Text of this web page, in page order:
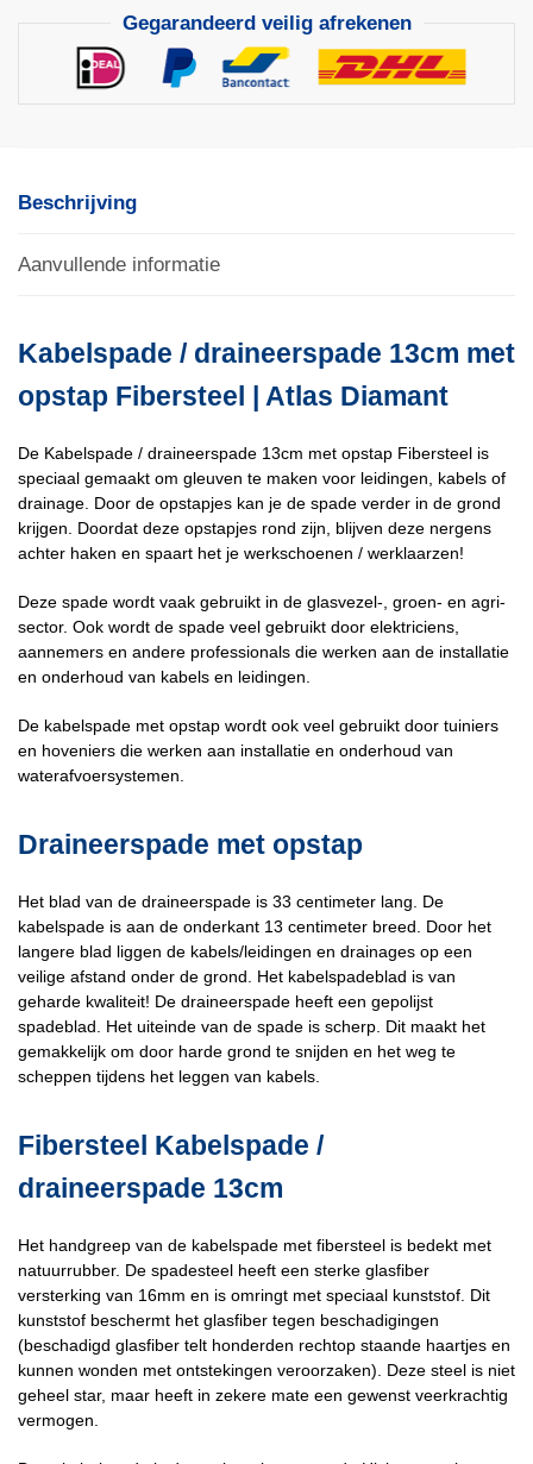
Diamant
Gegarandeerd veilig afrekenen
Beschrijving
Aanvullende informatie
Kabelspade / draineerspade 13cm met
opstap Fibersteel | Atlas Diamant
De Kabelspade / draineerspade 13cm met opstap Fibersteel is
speciaal gemaakt om gleuven te maken voor leidingen, kabels of
drainage. Door de opstapjes kan je de spade verder in de grond
krijgen. Doordat deze opstapjes rond zijn, blijven deze nergens
achter haken en spaart het je werkschoenen / werklaarzen!
Deze spade wordt vaak gebruikt in de glasvezel-, groen- en agri-
sector. Ook wordt de spade veel gebruikt door elektriciens,
aannemers en andere professionals die werken aan de installatie
en onderhoud van kabels en leidingen.
De kabelspade met opstap wordt ook veel gebruikt door tuiniers
en hoveniers die werken aan installatie en onderhoud van
waterafvoersystemen.
Draineerspade met opstap
Het blad van de draineerspade is 33 centimeter lang. De
kabelspade is aan de onderkant 13 centimeter breed. Door het
langere blad liggen de kabels/leidingen en drainages op een
veilige afstand onder de grond. Het kabelspadeblad is van
geharde kwaliteit! De draineerspade heeft een gepolijst
spadeblad. Het uiteinde van de spade is scherp. Dit maakt het
gemakkelijk om door harde grond te snijden en het weg te
scheppen tijdens het leggen van kabels.
Fibersteel Kabelspade /
draineerspade 13cm
Het handgreep van de kabelspade met fibersteel is bedekt met
natuurrubber. De spadesteel heeft een sterke glasfiber
versterking van 16mm en is omringt met speciaal kunststof. Dit
kunststof beschermt het glasfiber tegen beschadigingen
(beschadigd glasfiber telt honderden rechtop staande haartjes en
kunnen wonden met ontstekingen veroorzaken). Deze steel is niet
geheel star, maar heeft in zekere mate een gewenst veerkrachtig
vermogen.